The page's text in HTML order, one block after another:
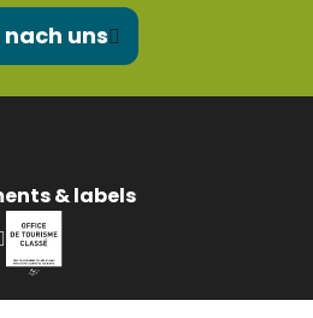
nach uns
& labels